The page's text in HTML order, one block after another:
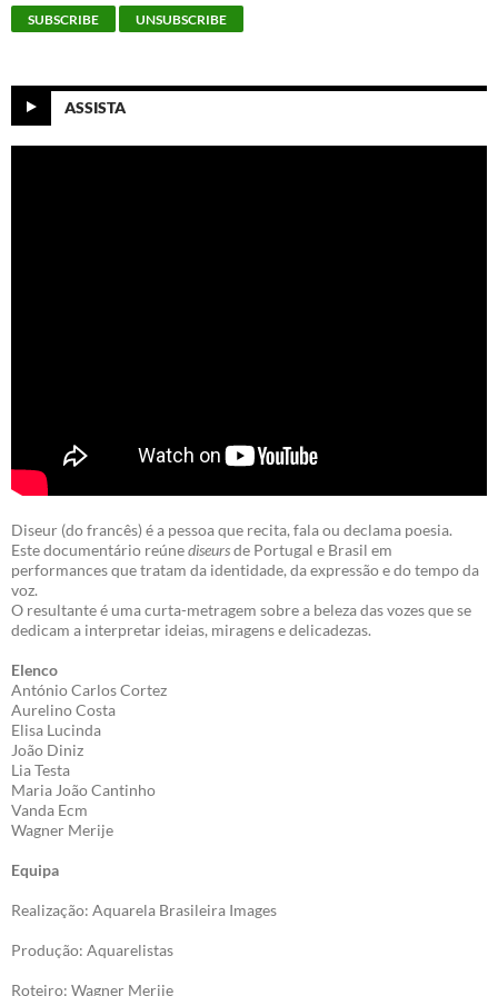
ASSISTA
Diseur (do francês) é a pessoa que recita, fala ou declama poesia.
Este documentário reúnediseursde Portugal e Brasil em
performances que tratam da identidade, da expressão e do tempo da
voz.
O resultante é uma curta-metragem sobre a beleza das vozes que se
dedicam a interpretar ideias, miragens e delicadezas.
Elenco
António Carlos Cortez
Aurelino Costa
Elisa Lucinda
João Diniz
Lia Testa
Maria João Cantinho
Vanda Ecm
Wagner Merije
Equipa
Realização: Aquarela Brasileira Images
Produção: Aquarelistas
Roteiro: Wagner Merije